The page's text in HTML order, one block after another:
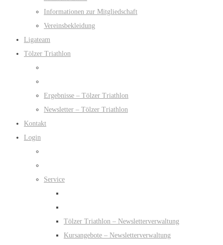
Informationen zur Mitgliedschaft
Vereinsbekleidung
Ligateam
Tölzer Triathlon
Ergebnisse – Tölzer Triathlon
Newsletter – Tölzer Triathlon
Kontakt
Login
Service
Tölzer Triathlon – Newsletterverwaltung
Kursangebote – Newsletterverwaltung